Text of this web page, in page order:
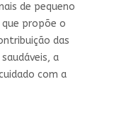
de pequeno
propõe o
das
a
com a